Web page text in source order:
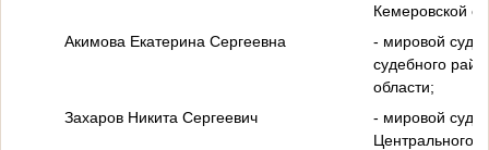
Кемеровской
Акимова Екатерина Сергеевна
- мировой
судебного
области;
Захаров Никита Сергеевич
- мировой
Центрального